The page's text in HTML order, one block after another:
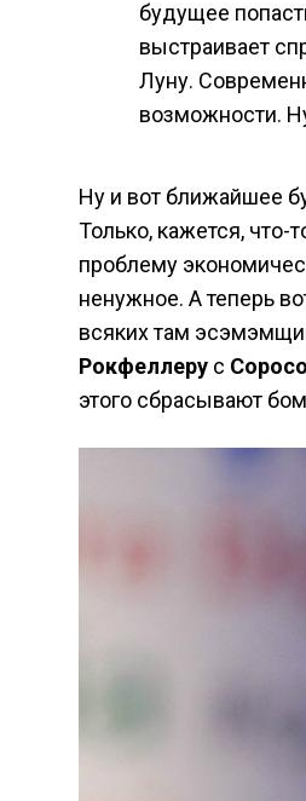
будущее
выстраивает
Луну.
возможности.
Ну и вот ближайшее
Только, кажется,
проблему
ненужное. А теперь
всяких там
Рокфеллерус
этого сбрасывают